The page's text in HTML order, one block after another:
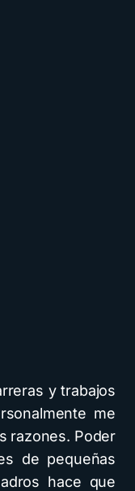
y trabajos
me
razones. Poder
de pequeñas
hace que